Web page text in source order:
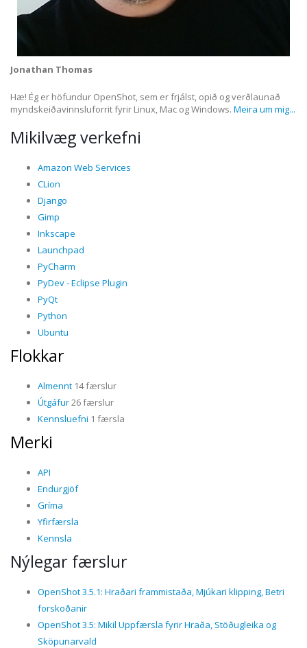
Jonathan Thomas
Hæ! Ég er höfundur OpenShot, sem er frjálst, opið og verðlaunað
myndskeiðavinnsluforrit fyrir Linux, Mac og Windows. Meira um mig...
Mikilvæg verkefni
Amazon Web Services
CLion
Django
Gimp
Inkscape
Launchpad
PyCharm
PyDev - Eclipse Plugin
PyQt
Python
Ubuntu
Flokkar
Almennt 14 færslur
Útgáfur26 færslur
Kennsluefni 1 færsla
Merki
API
Endurgjöf
Gríma
Yfirfærsla
Kennsla
Nýlegar færslur
OpenShot 3.5.1: Hraðari frammistaða, Mjúkari klipping, Betri
forskoðanir
OpenShot 3.5: Mikil Uppfærsla fyrir Hraða, Stöðugleika og
Sköpunarvald